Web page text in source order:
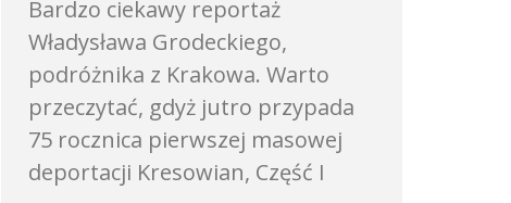
Bardzo ciekawy reportaż
Władysława Grodeckiego,
podróżnika z Krakowa. Warto
przeczytać, gdyż jutro przypada
75 rocznica pierwszej masowej
deportacji Kresowian, Część I